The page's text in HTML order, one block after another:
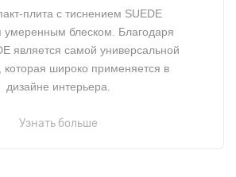
плита с тиснением SUEDE
умеренным блеском. Благодаря
является самой универсальной
которая широко применяется в
дизайне интерьера.
Узнать больше